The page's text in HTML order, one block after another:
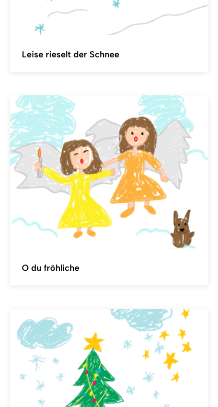
Leise rieselt der Schnee
O du fröhliche